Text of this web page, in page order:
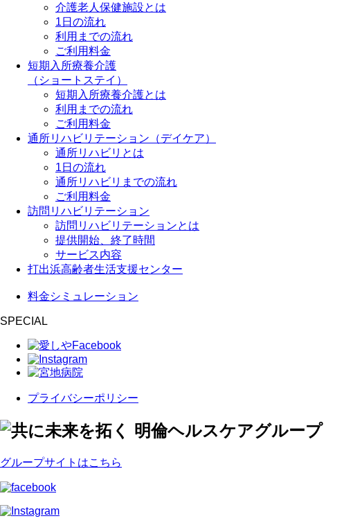
介護老人保健施設とは
1日の流れ
利用までの流れ
ご利用料金
短期入所療養介護
（ショートステイ）
短期入所療養介護とは
利用までの流れ
ご利用料金
通所リハビリテーション（デイケア）
通所リハビリとは
1日の流れ
通所リハビリまでの流れ
ご利用料金
訪問リハビリテーション
訪問リハビリテーションとは
提供開始、終了時間
サービス内容
打出浜高齢者生活支援センター
料金シミュレーション
SPECIAL
プライバシーポリシー
グループサイトはこちら